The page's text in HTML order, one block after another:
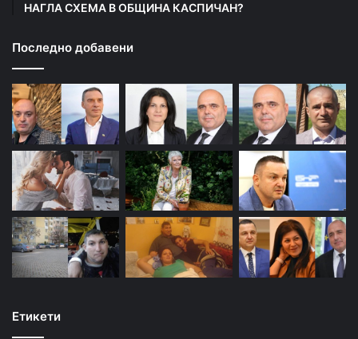
НАГЛА СХЕМА В ОБЩИНА КАСПИЧАН?
Последно добавени
Етикети